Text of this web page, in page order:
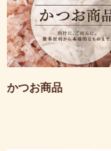
かつお商品